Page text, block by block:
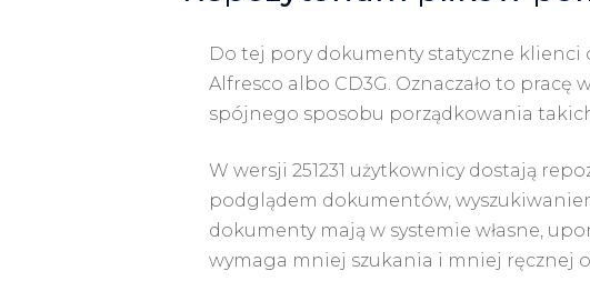
Do tej pory dokumenty statyczne klienci
Alfresco albo CD3G. Oznaczało to
spójnego sposobu porządkowania
W wersji 251231 użytkownicy dostają
podglądem dokumentów,
dokumenty mają w systemie własne,
wymaga mniej szukania i mniej ręcznej